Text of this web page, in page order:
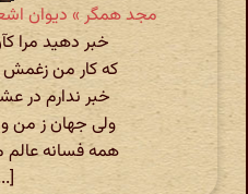
مجد همگر » دیوان
خبر دهید مرا
که کار من زغمش
خبر ندارم در
ولی جهان ز من و
همه فسانه